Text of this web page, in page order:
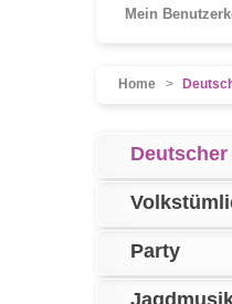
Mein
Home >
Party